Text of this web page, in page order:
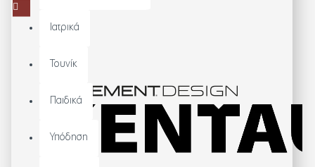
Ιατρικά
Τουνίκ
Παιδικά
Υπόδηση